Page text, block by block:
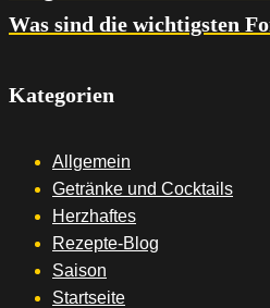
Was sind die wichtigsten
Kategorien
Allgemein
Getränke und Cocktails
Herzhaftes
Rezepte-Blog
Saison
Startseite